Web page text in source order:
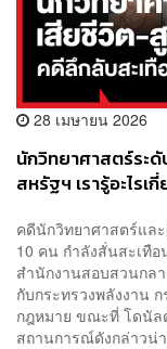
28 เมษายน 2026
นักวิทยาศาสตร์ระ
สหรัฐฯ เรารู้อะไร
คดีนักวิทยาศาสตร์แล
10 คน กำลังสั่นสะเทื
สำนักงานสอบสวนกล
กับกระทรวงพลังงาน
กฎหมาย ขณะที่ โดนัล
สถานการณ์ดังกล่าวน่